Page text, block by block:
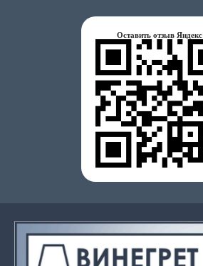
Оставить отзыв Яндекс